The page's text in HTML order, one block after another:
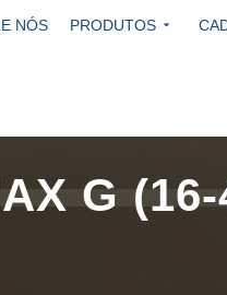
NÓS PRODUTOS
G